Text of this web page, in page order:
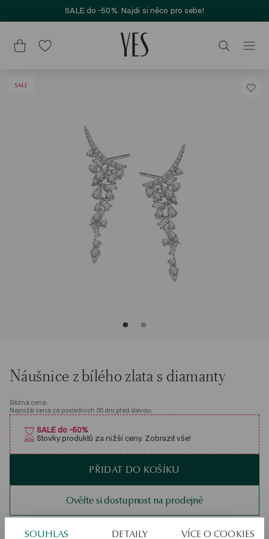
SOUHLAS DETAILY VÍCE O COOKIES
SALE do -50%. Najdi si něco pro sebe!
SALE
Náušnice z bílého zlata s diamanty
Běžná cena:
Nejnižší cena za posledních 30 dní před slevou:
SALE do -50%
Stovky produktů za nižší ceny. Zobrazit vše!
PŘIDAT DO KOŠÍKU
Ověřte si dostupnost na prodejně
Doprava zdarma od 1700 Kč